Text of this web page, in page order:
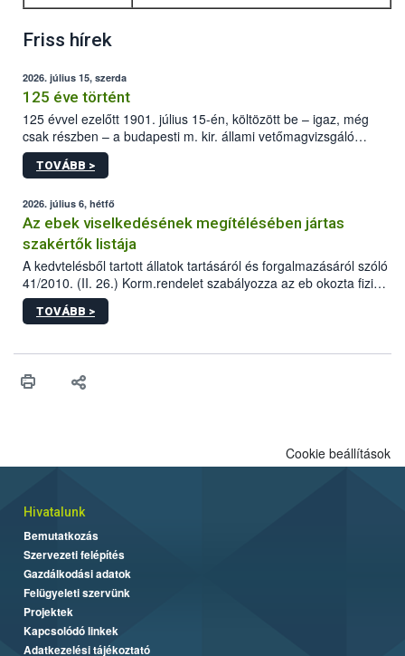
Friss hírek
2026. július 15, szerda
125 éve történt
125 évvel ezelőtt 1901. július 15-én, költözött be – igaz, még
csak részben – a budapesti m. kir. állami vetőmagvizsgáló
állomás a Kis Rókus utca 15. szám alatti, Czigler Győző által
tervezett új épületébe.
TOVÁBB >
2026. július 6, hétfő
Az ebek viselkedésének megítélésében jártas
szakértők listája
A kedvtelésből tartott állatok tartásáról és forgalmazásáról szóló
41/2010. (II. 26.) Korm.rendelet szabályozza az eb okozta fizikai
sérülés, illetve ennek veszélye keletkezésekor felmerülő
hatósági feladatokat, valamint a veszélyes eb tartását és annak
vonni az ebek viselkedésének megítélésében jártas szakértőt.
TOVÁBB >
Cookie beállítások
Hivatalunk
Bemutatkozás
Szervezeti felépítés
Gazdálkodási adatok
Felügyeleti szervünk
Projektek
Kapcsolódó linkek
Adatkezelési tájékoztató